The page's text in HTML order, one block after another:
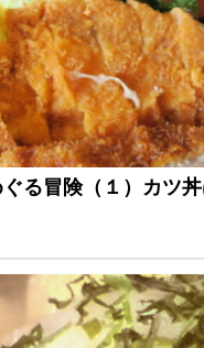
る冒険（１）カツ